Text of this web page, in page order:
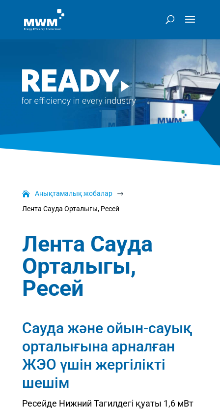
Анықтамалық жобалар $
Лента Сауда Орталыгы, Ресей
Лента Сауда
Орталыгы,
Ресей
Cауда және ойын-сауық
орталығына арналған
ЖЭО үшін жергілікті
шешім
Ресейде Нижний Тагилдегі қуаты 1,6 мВт